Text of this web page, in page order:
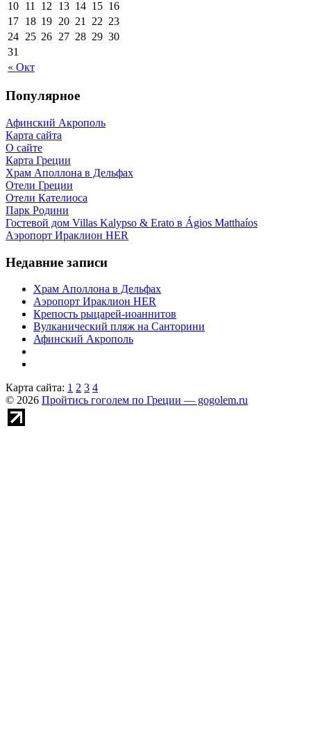
« Окт
10 11 12 13 14 15 16
17 18 19 20 21 22 23
24 25 26 27 28 29 30
31
Популярное
Афинский Акрополь
Карта сайта
О сайте
Карта Греции
Храм Аполлона в Дельфах
Отели Греции
Отели Кателиоса
Парк Родини
Гостевой дом Villas Kalypso & Erato в Ágios Matthaíos
Аэропорт Ираклион HER
Недавние записи
Храм Аполлона в Дельфах
Аэропорт Ираклион HER
Крепость рыцарей-иоаннитов
Вулканический пляж на Санторини
Афинский Акрополь
Карта сайта: 1 2 3 4
© 2026 Пройтись гоголем по Греции — gogolem.ru